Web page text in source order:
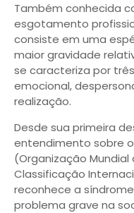
Também conhecida
esgotamento
consiste em uma
maior gravidade
se caracteriza por
emocional,
realização.
Desde sua primeira
entendimento sobre o
(Organização
Classificação
reconhece a
problema grave na